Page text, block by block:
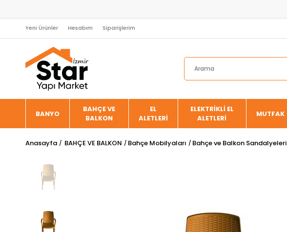
Yeni Ürünler Hesabım Siparişlerim
BANYO
BAHÇE VE
BALKON
EL
ALETLERİ
ELEKTRİKLİ EL
ALETLERİ
MUTFAK
Anasayfa BAHÇE VE BALKON Bahçe Mobilyaları Bahçe ve Balkon Sandalyeleri